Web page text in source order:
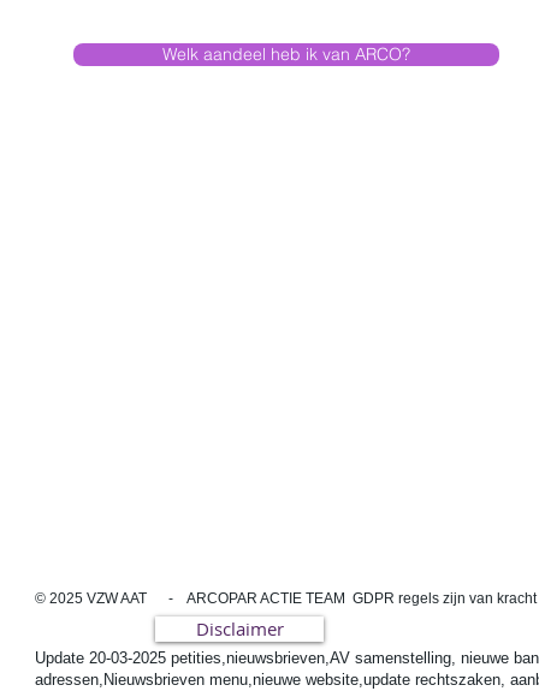
Welk aandeel heb ik van ARCO?
© 2025 VZW AAT - ARCOPAR ACTIE TEAM GDPR regels zijn van kracht
Disclaimer
Update 20-03-2025 petities,nieuwsbrieven,AV samenstelling, nieuwe
adressen,Nieuwsbrieven menu,nieuwe website,update rechtszaken,